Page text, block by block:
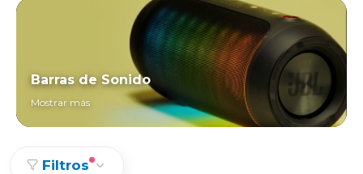
Barras de Sonido
Mostrar más
Filtros